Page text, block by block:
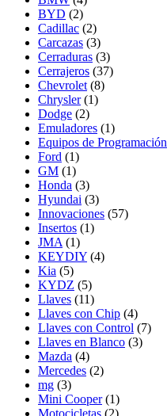
BYD (2)
Cadillac (2)
Carcazas (3)
Cerraduras (3)
Cerrajeros (37)
Chevrolet (8)
Chrysler (1)
Dodge (2)
Emuladores (1)
Equipos de Programación
Ford (1)
GM (1)
Honda (3)
Hyundai (3)
Innovaciones (57)
Insertos (1)
JMA (1)
KEYDIY (4)
Kia (5)
KYDZ (5)
Llaves (11)
Llaves con Chip (4)
Llaves con Control (7)
Llaves en Blanco (3)
Mazda (4)
Mercedes (2)
mg (3)
Mini Cooper (1)
Motocicletas (2)